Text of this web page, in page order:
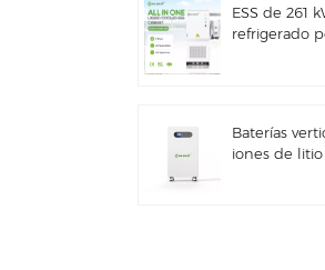
ESS de 261
refrigerado
Baterías
iones de litio